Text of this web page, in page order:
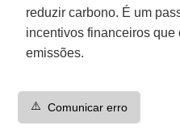
reduzir carbono. É um
incentivos financeiros
emissões.
⚠️ Comunicar erro